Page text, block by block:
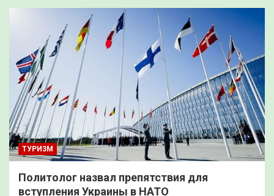
ТУРИЗМ
Политолог назвал препятствия для
вступления Украины в НАТО